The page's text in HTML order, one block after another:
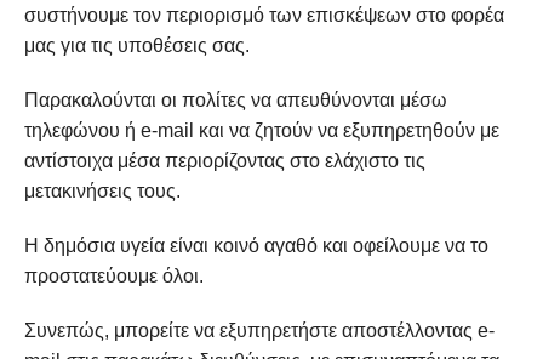
συστήνουμε τον περιορισμό των επισκέψεων στο φορέα
μας για τις υποθέσεις σας.
Παρακαλούνται οι πολίτες να απευθύνονται μέσω
τηλεφώνου ή e-mail και να ζητούν να εξυπηρετηθούν με
αντίστοιχα μέσα περιορίζοντας στο ελάχιστο τις
μετακινήσεις τους.
Η δημόσια υγεία είναι κοινό αγαθό και οφείλουμε να το
προστατεύουμε όλοι.
Συνεπώς, μπορείτε να εξυπηρετήστε αποστέλλοντας e-